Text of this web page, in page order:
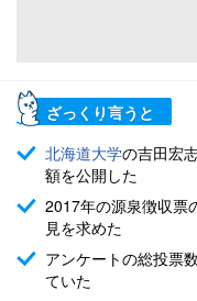
ざっくり言うと
北海道大学の吉田宏
額を公開した
2017年の源泉徴収票
見を求めた
アンケートの総投票
ていた